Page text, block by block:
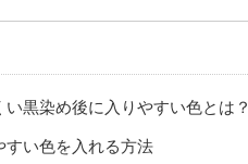
黒染め後に入りやすい色とは？
すい色を入れる方法